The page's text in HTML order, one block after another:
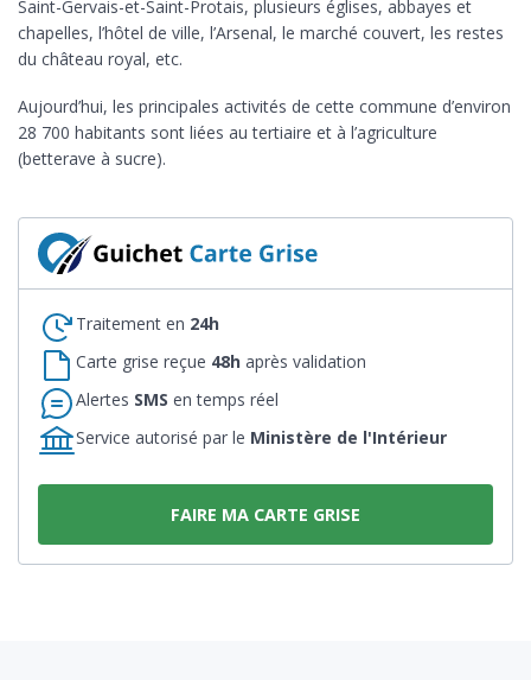
Saint-Gervais-et-Saint-Protais, plusieurs églises, abbayes et
chapelles, l’hôtel de ville, l’Arsenal, le marché couvert, les restes
du château royal, etc.
Aujourd’hui, les principales activités de cette commune d’environ
28 700 habitants sont liées au tertiaire et à l’agriculture
(betterave à sucre).
Traitement en 24h
Carte grise reçue 48h après validation
Alertes SMS en temps réel
Service autorisé par le Ministère de l'Intérieur
FAIRE MA CARTE GRISE